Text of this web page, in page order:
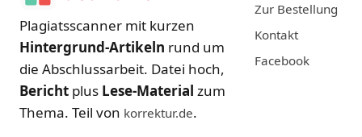
Plagiatsscanner mit kurzen
Hintergrund-Artikeln rund um
die Abschlussarbeit. Datei hoch,
Bericht plus Lese-Material zum
Thema. Teil von korrektur.de.
Zur Bestellung
Kontakt
Facebook